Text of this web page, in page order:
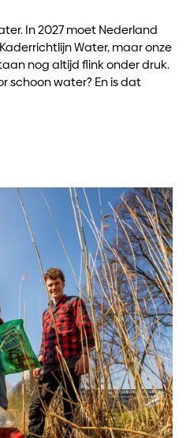
In 2027 moet Nederland
Water, maar onze
nog altijd flink onder druk.
schoon water? En is dat